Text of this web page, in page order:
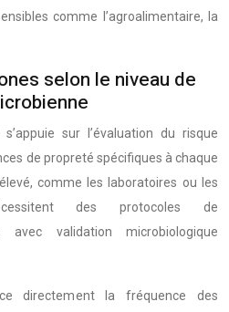
comme l’agroalimentaire, la
selon le niveau de
sur l’évaluation du risque
de propreté spécifiques à chaque
comme les laboratoires ou les
des protocoles de
avec validation microbiologique
directement la fréquence des